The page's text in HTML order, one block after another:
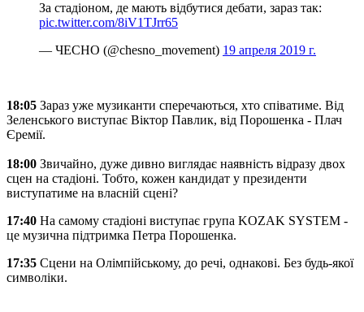
За стадіоном, де мають відбутися дебати, зараз так:
pic.twitter.com/8iV1TJrr65
— ЧЕСНО (@chesno_movement) 19 апреля 2019 г.
18:05 Зараз уже музиканти сперечаються, хто співатиме. Від
Зеленського виступає Віктор Павлик, від Порошенка - Плач
Єремії.
18:00 Звичайно, дуже дивно виглядає наявність відразу двох
сцен на стадіоні. Тобто, кожен кандидат у президенти
виступатиме на власній сцені?
17:40 На самому стадіоні виступає група KOZAK SYSTEM -
це музична підтримка Петра Порошенка.
17:35 Сцени на Олімпійському, до речі, однакові. Без будь-якої
символіки.